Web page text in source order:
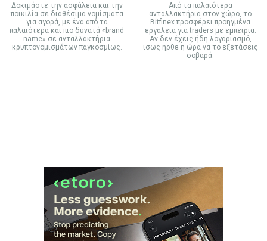
Δοκιμάστε την ασφάλεια και την
ποικιλία σε διαθέσιμα νομίσματα
για αγορά, με ένα από τα
παλαιότερα και πιο δυνατά «brand
name» σε ανταλλακτήρια
κρυπτονομισμάτων παγκοσμίως.
Από τα παλαιότερα
ανταλλακτήρια στον χώρο, το
Bitfinex προσφέρει προηγμένα
εργαλεία για traders με εμπειρία.
Αν δεν έχεις ήδη λογαριασμό,
ίσως ήρθε η ώρα να το εξετάσεις
σοβαρά.